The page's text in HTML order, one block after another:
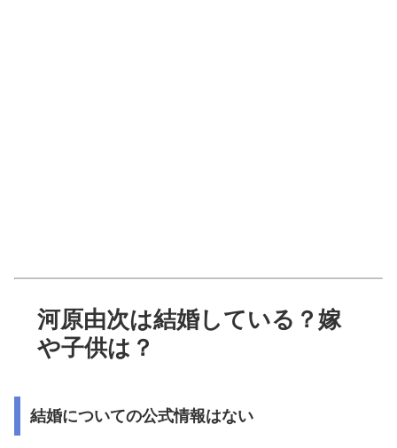
河原由次は結婚している？嫁
や子供は？
結婚についての公式情報はない